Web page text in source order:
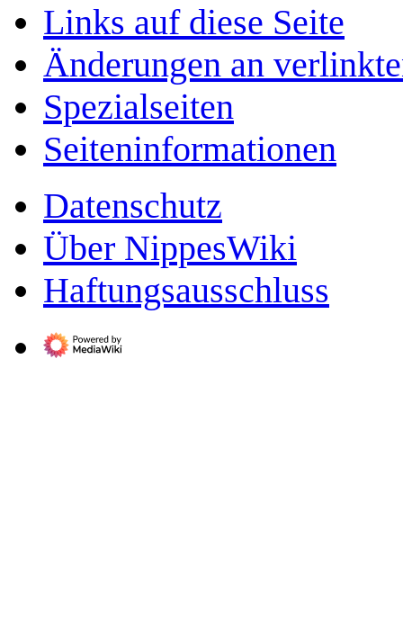
Links auf diese Seite
Änderungen an
Spezialseiten
Seiten­­informationen
Datenschutz
Über NippesWiki
Haftungsausschluss